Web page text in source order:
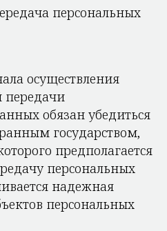
персональных
осуществления
передачи
обязан убедиться
государством,
предполагается
персональных
надежная
персональных